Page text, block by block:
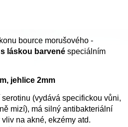
bource morušového -
láskou barvenéspeciálním
jehlice 2mm
(vydává specifickou vůni,
mizí), má silný antibakteriální
na akné, ekzémy atd.